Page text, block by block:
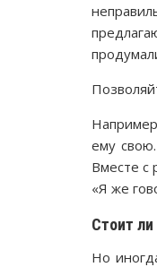
ему
Вместе с
«Я же
Стоит
Но